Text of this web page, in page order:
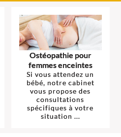
Ostéopathie pour
femmes enceintes
Si vous attendez un
bébé, notre cabinet
vous propose des
consultations
spécifiques à votre
situation ...